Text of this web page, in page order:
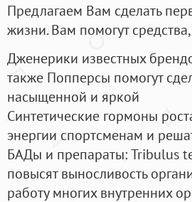
Предлагаем Вам сделать
жизни. Вам помогут
Дженерики известных
также Попперсы помогут
насыщенной и яркой
Синтетические гормоны
энергии спортсменам и
БАДы и препараты:Tribulus
повысят выносливость
работу многих внутренних